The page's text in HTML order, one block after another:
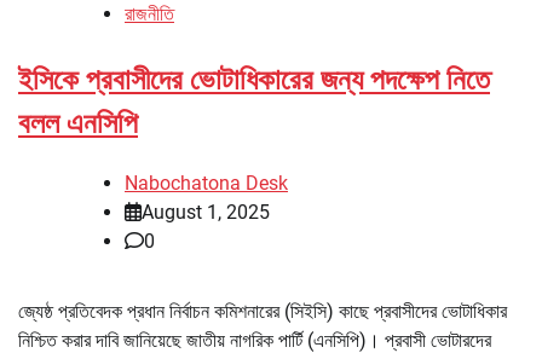
রাজনীতি
ইসিকে প্রবাসীদের ভোটাধিকারের জন্য পদক্ষেপ নিতে
বলল এনসিপি
Nabochatona Desk
August 1, 2025
0
জ্যেষ্ঠ প্রতিবেদক প্রধান নির্বাচন কমিশনারের (সিইসি) কাছে প্রবাসীদের ভোটাধিকার
নিশ্চিত করার দাবি জানিয়েছে জাতীয় নাগরিক পার্টি (এনসিপি)। প্রবাসী ভোটারদের